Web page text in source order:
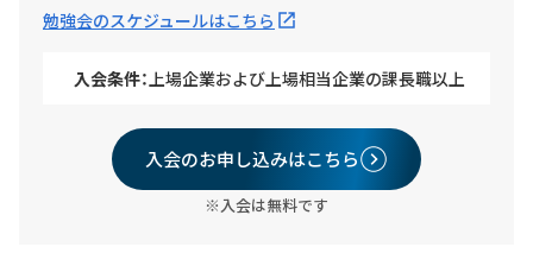
勉強会のスケジュールはこちら
入会条件： 上場企業および上場相当企業の課長職以上
入会のお申し込みはこちら
※入会は無料です